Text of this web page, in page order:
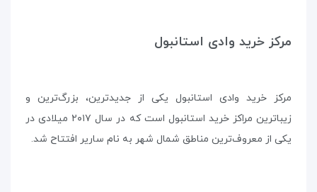
مرکز خرید وادی استانبول
مرکز خرید وادی استانبول یکی از جدیدترین، بزرگ‌ترین و
زیباترین مراکز خرید استانبول است که در سال ۲۰۱۷ میلادی در
یکی از معروف‌ترین مناطق شمال شهر به نام ساریر افتتاح شد.